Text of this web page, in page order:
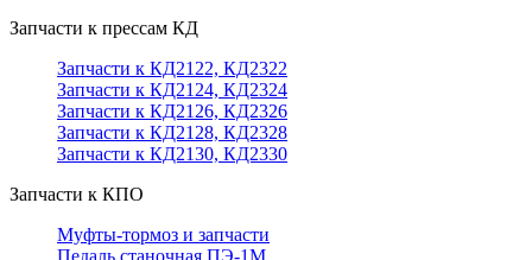
Запчасти к прессам КД
Запчасти к КД2122, КД2322
Запчасти к КД2124, КД2324
Запчасти к КД2126, КД2326
Запчасти к КД2128, КД2328
Запчасти к КД2130, КД2330
Запчасти к КПО
Муфты-тормоз и запчасти